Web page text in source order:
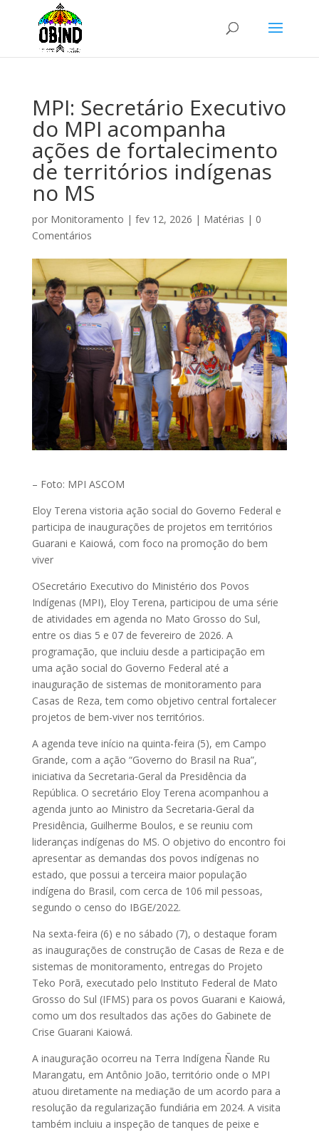
MPI: Secretário Executivo
do MPI acompanha
ações de fortalecimento
de territórios indígenas
no MS
por Monitoramento | fev 12, 2026 | Matérias | 0
Comentários
– Foto: MPI ASCOM
Eloy Terena vistoria ação social do Governo Federal e
participa de inaugurações de projetos em territórios
Guarani e Kaiowá, com foco na promoção do bem
viver
OSecretário Executivo do Ministério dos Povos
Indígenas (MPI), Eloy Terena, participou de uma série
de atividades em agenda no Mato Grosso do Sul,
entre os dias 5 e 07 de fevereiro de 2026. A
programação, que incluiu desde a participação em
uma ação social do Governo Federal até a
inauguração de sistemas de monitoramento para
Casas de Reza, tem como objetivo central fortalecer
projetos de bem-viver nos territórios.
A agenda teve início na quinta-feira (5), em Campo
Grande, com a ação “Governo do Brasil na Rua”,
iniciativa da Secretaria-Geral da Presidência da
República. O secretário Eloy Terena acompanhou a
agenda junto ao Ministro da Secretaria-Geral da
Presidência, Guilherme Boulos, e se reuniu com
lideranças indígenas do MS. O objetivo do encontro foi
apresentar as demandas dos povos indígenas no
estado, que possui a terceira maior população
indígena do Brasil, com cerca de 106 mil pessoas,
segundo o censo do IBGE/2022.
Na sexta-feira (6) e no sábado (7), o destaque foram
as inaugurações de construção de Casas de Reza e de
sistemas de monitoramento, entregas do Projeto
Teko Porã, executado pelo Instituto Federal de Mato
Grosso do Sul (IFMS) para os povos Guarani e Kaiowá,
como um dos resultados das ações do Gabinete de
Crise Guarani Kaiowá.
A inauguração ocorreu na Terra Indígena Ñande Ru
Marangatu, em Antônio João, território onde o MPI
atuou diretamente na mediação de um acordo para a
resolução da regularização fundiária em 2024. A visita
também incluiu a inspeção de tanques de peixe e